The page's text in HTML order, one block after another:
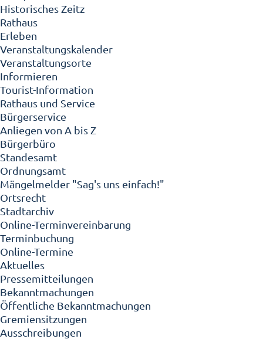
Historisches Zeitz
Rathaus
Erleben
Veranstaltungskalender
Veranstaltungsorte
Informieren
Tourist-Information
Rathaus und Service
Bürgerservice
Anliegen von A bis Z
Bürgerbüro
Standesamt
Ordnungsamt
Mängelmelder "Sag's uns einfach!"
Ortsrecht
Stadtarchiv
Online-Terminvereinbarung
Terminbuchung
Online-Termine
Aktuelles
Pressemitteilungen
Bekanntmachungen
Öffentliche Bekanntmachungen
Gremiensitzungen
Ausschreibungen